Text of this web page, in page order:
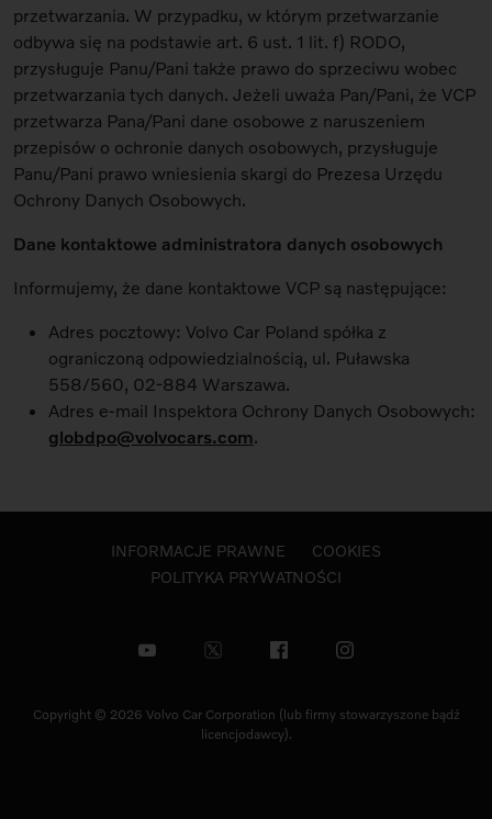
przetwarzania. W przypadku, w którym przetwarzanie
odbywa się na podstawie art. 6 ust. 1 lit. f) RODO,
przysługuje Panu/Pani także prawo do sprzeciwu wobec
przetwarzania tych danych. Jeżeli uważa Pan/Pani, że VCP
przetwarza Pana/Pani dane osobowe z naruszeniem
przepisów o ochronie danych osobowych, przysługuje
Panu/Pani prawo wniesienia skargi do Prezesa Urzędu
Ochrony Danych Osobowych.
Dane kontaktowe administratora danych osobowych
Informujemy, że dane kontaktowe VCP są następujące:
Adres pocztowy: Volvo Car Poland spółka z
ograniczoną odpowiedzialnością, ul. Puławska
558/560, 02-884 Warszawa.
Adres e-mail Inspektora Ochrony Danych Osobowych:
globdpo@volvocars.com.
INFORMACJE PRAWNE
COOKIES
POLITYKA PRYWATNOŚCI
Copyright © 2026 Volvo Car Corporation (lub firmy stowarzyszone bądź
licencjodawcy).